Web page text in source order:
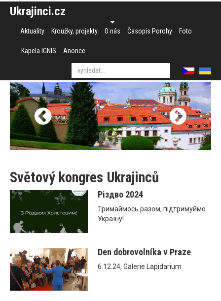
Ukrajinci.cz
Aktuality Kroužky, projekty O nás Časopis Porohy Foto
Kapela IGNIS Anonce
Světový kongres Ukrajinců
Різдво 2024
Тримаймось разом, підтримуймо
Україну!
Den dobrovolníka v Praze
6.12.24, Galerie Lapidarium